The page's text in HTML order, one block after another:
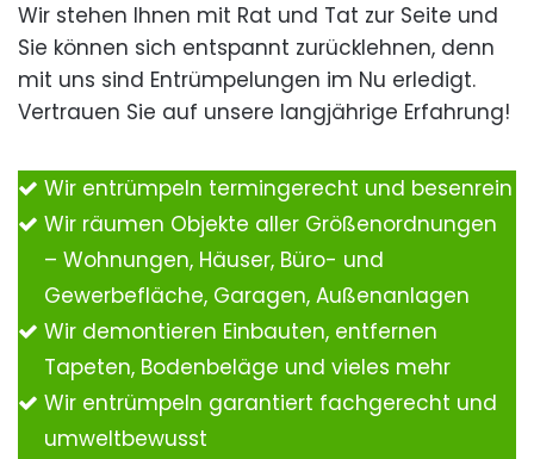
Wir stehen Ihnen mit Rat und Tat zur Seite und
Sie können sich entspannt zurücklehnen, denn
mit uns sind Entrümpelungen im Nu erledigt.
Vertrauen Sie auf unsere langjährige Erfahrung!
Wir entrümpeln termingerecht und besenrein
Wir räumen Objekte aller Größenordnungen
– Wohnungen, Häuser, Büro- und
Gewerbefläche, Garagen, Außenanlagen
Wir demontieren Einbauten, entfernen
Tapeten, Bodenbeläge und vieles mehr
Wir entrümpeln garantiert fachgerecht und
umweltbewusst